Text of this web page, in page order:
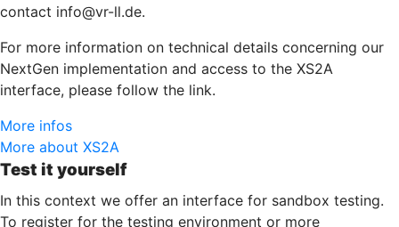
contact info@vr-ll.de.
For more information on technical details concerning our
NextGen implementation and access to the XS2A
interface, please follow the link.
More infos
More about XS2A
Test it yourself
In this context we offer an interface for sandbox testing.
To register for the testing environment or more